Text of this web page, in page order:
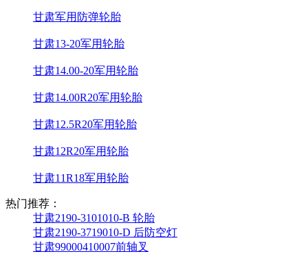
甘肃军用防弹轮胎
甘肃13-20军用轮胎
甘肃14.00-20军用轮胎
甘肃14.00R20军用轮胎
甘肃12.5R20军用轮胎
甘肃12R20军用轮胎
甘肃11R18军用轮胎
热门推荐：
甘肃2190-3101010-B 轮胎
甘肃2190-3719010-D 后防空灯
甘肃99000410007前轴叉